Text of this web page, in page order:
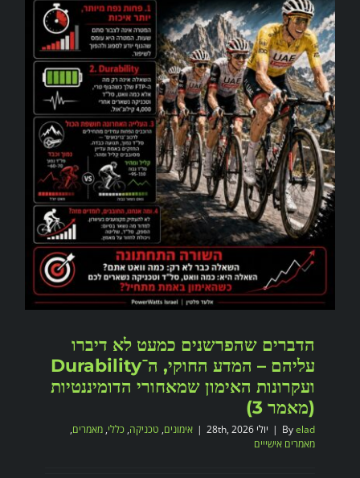
הדברים שהפרשנים כמעט לא דיברו
עליהם – המדע החוקי, ה־Durability
ועקרונות האימון שמאחורי הדומיננטיות
(מאמר 3)
Byelad
| יולי 28th, 2026 | אימונים, טכניקה, כללי, מאמרים,
מאמרים אישייים